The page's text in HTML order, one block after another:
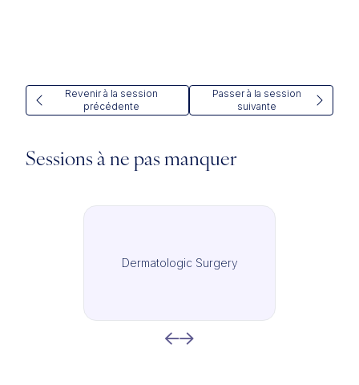
Revenir à la session
précédente
Passer à la session
suivante
Sessions à ne pas manquer
Dermatologic Surgery